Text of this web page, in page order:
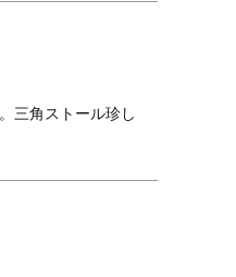
三角ストール珍し